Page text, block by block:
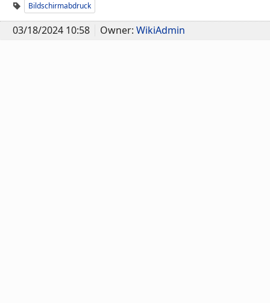
Bildschirmabdruck
03/18/2024 10:58 Owner: WikiAdmin